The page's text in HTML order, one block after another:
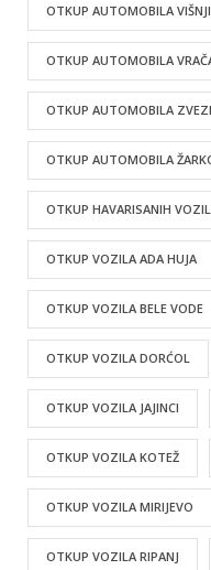
OTKUP AUTOMOBILA
OTKUP AUTOMOBILA
OTKUP AUTOMOBILA
OTKUP AUTOMOBILA
OTKUP HAVARISANIH
OTKUP VOZILA ADA HUJA
OTKUP VOZILA BELE VODE
OTKUP VOZILA DORĆOL
OTKUP VOZILA JAJINCI
OTKUP VOZILA KOTEŽ
OTKUP VOZILA MIRIJEVO
OTKUP VOZILA RIPANJ